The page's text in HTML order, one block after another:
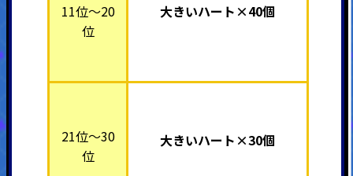
11位～20
位
大きいハート×40個
21位～30
位
大きいハート×30個